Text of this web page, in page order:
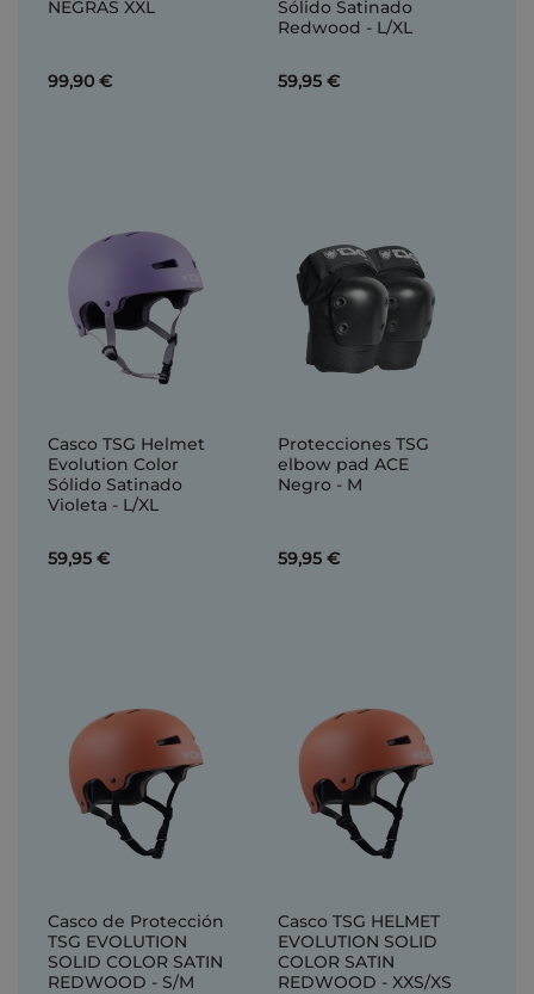
NEGRAS XXL
99,90 €
Sólido Satinado
Redwood - L/XL
59,95 €
Casco TSG Helmet
Evolution Color
Sólido Satinado
Violeta - L/XL
59,95 €
Protecciones TSG
elbow pad ACE
Negro - M
59,95 €
Casco de Protección
TSG EVOLUTION
SOLID COLOR SATIN
REDWOOD - S/M
Casco TSG HELMET
EVOLUTION SOLID
COLOR SATIN
REDWOOD - XXS/XS